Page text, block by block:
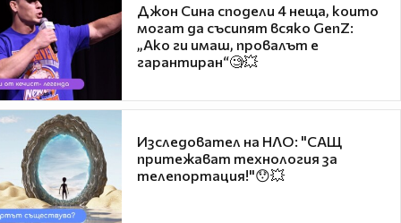
Джон Сина сподели 4 неща, които
могат да съсипят всяко GenZ:
„Ако ги имаш, провалът е
гарантиран“🧐💥
Изследовател на НЛО: "САЩ
притежават технология за
телепортация!"😯💥